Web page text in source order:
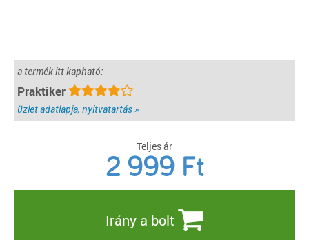
a termék itt kapható:
Praktiker
üzlet adatlapja, nyitvatartás »
Teljes ár
2 999 Ft
Irány a bolt